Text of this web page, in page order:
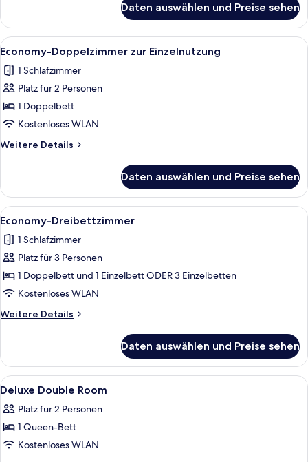
Doppelzimmer
Daten auswählen und Preise sehen
Alle
Fotos
für
Economy-
Doppelzimmer
zur
Einzelnutzung
anzeigen
Ein Hotelzimmer mit Bett, Stuhl,
4
Economy-Doppelzimmer zur Einzelnutzung
1 Schlafzimmer
Platz für 2 Personen
1 Doppelbett
Kostenloses WLAN
Weitere Details
Weitere
Doppelzimmer
zur
Einzelnutzung
Daten auswählen und Preise sehen
Alle
Fotos
für
Economy-
Dreibettzimmer
anzeigen
Ein Hotelzimmer mit zwei
4
Economy-Dreibettzimmer
1 Schlafzimmer
Platz für 3 Personen
1 Doppelbett und 1 Einzelbett ODER 3 Einzelbetten
Kostenloses WLAN
Weitere Details
Weitere
Dreibettzimmer
Daten auswählen und Preise sehen
Alle
Fotos
für
Deluxe
Double
Hochwertige Bettwaren,
4
Deluxe Double Room
Platz für 2 Personen
1 Queen-Bett
Kostenloses WLAN